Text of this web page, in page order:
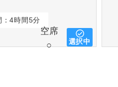
：4時間5分
空席
○
選択中